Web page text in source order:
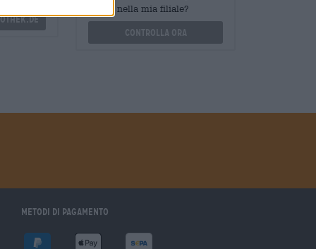
anche nella mia filiale?
Controlla ora
Metodi di pagamento